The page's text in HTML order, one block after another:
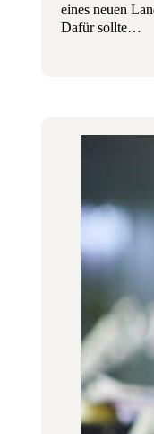
eines neuen
Dafür sollte…